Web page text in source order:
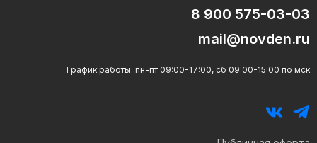
8 900 575-03-03
mail@novden.ru
График работы: пн-пт 09:00-17:00, сб 09:00-15:00 по мск